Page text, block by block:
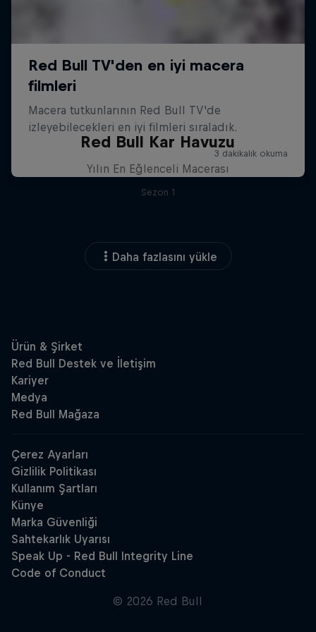
Red Bull Kar Havuzu
Yılın En Eğlenceli Macerası
Sezon 1
Daha fazlasını yükle